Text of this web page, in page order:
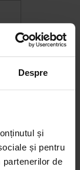
Despre
și
și pentru
de